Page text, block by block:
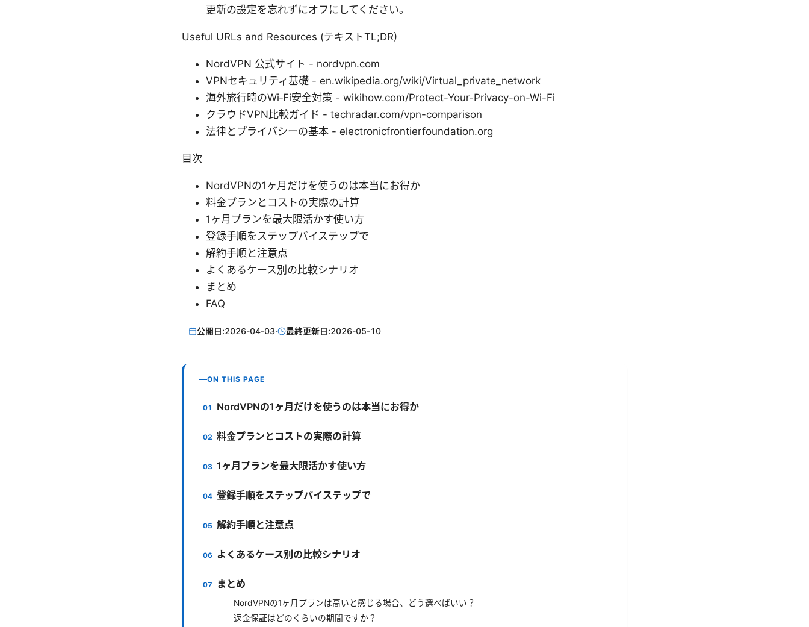
更新の設定を忘れずにオフにしてください。
Useful URLs and Resources (テキストTL;DR)
NordVPN 公式サイト - nordvpn.com
VPNセキュリティ基礎 - en.wikipedia.org/wiki/Virtual_private_network
海外旅行時のWi‑Fi安全対策 - wikihow.com/Protect-Your-Privacy-on-Wi-Fi
クラウドVPN比較ガイド - techradar.com/vpn-comparison
法律とプライバシーの基本 - electronicfrontierfoundation.org
目次
NordVPNの1ヶ月だけを使うのは本当にお得か
料金プランとコストの実際の計算
1ヶ月プランを最大限活かす使い方
登録手順をステップバイステップで
解約手順と注意点
よくあるケース別の比較シナリオ
まとめ
FAQ
公開日:2026-04-03· 最終更新日:2026-05-10
ON THIS PAGE
NordVPNの1ヶ月だけを使うのは本当にお得か
料金プランとコストの実際の計算
1ヶ月プランを最大限活かす使い方
登録手順をステップバイステップで
解約手順と注意点
よくあるケース別の比較シナリオ
まとめ
NordVPNの1ヶ月プランは高いと感じる場合、どう選べばいい？
返金保証はどのくらいの期間ですか？